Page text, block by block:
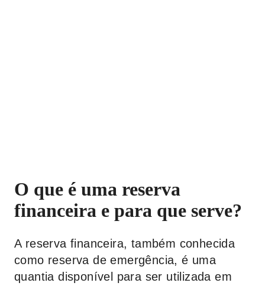
O que é uma reserva
financeira e para que serve?
A reserva financeira, também conhecida
como reserva de emergência, é uma
quantia disponível para ser utilizada em